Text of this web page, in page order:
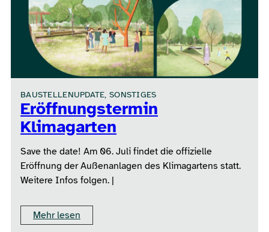
BAUSTELLENUPDATE, SONSTIGES
Eröffnungstermin
Klimagarten
Save the date! Am 06. Juli findet die offizielle
Eröffnung der Außenanlagen des Klimagartens statt.
Weitere Infos folgen. |
Mehr lesen